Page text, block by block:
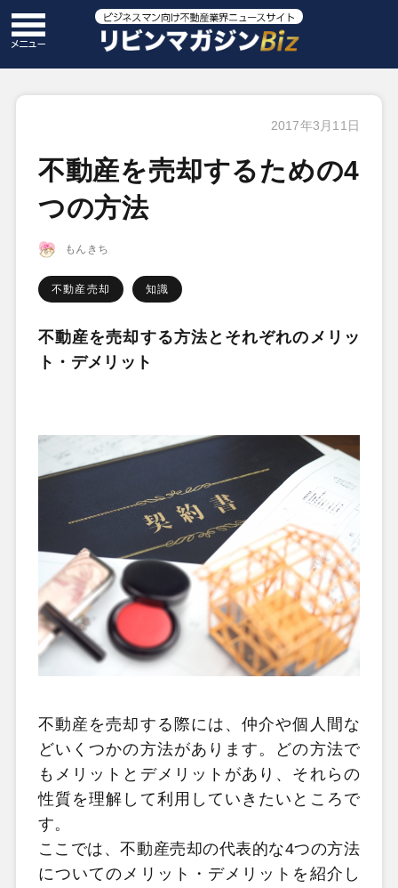
2017年3月11日
不動産を売却するための4
つの方法
もんきち
不動産売却 知識
不動産を売却する方法とそれぞれのメリッ
ト・デメリット
不動産を売却する際には、仲介や個人間な
どいくつかの方法があります。どの方法で
もメリットとデメリットがあり、それらの
性質を理解して利用していきたいところで
す。
ここでは、不動産売却の代表的な4つの方法
についてのメリット・デメリットを紹介し